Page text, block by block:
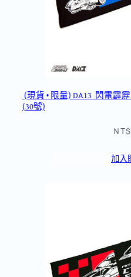
(現貨 • 限量) DA13_閃電霹
(30號)
加入